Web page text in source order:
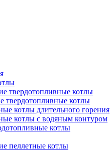
твердотопливные котлы
твердотопливные котлы
котлы длительного горения
котлы с водяным контуром
котлы
пеллетные котлы